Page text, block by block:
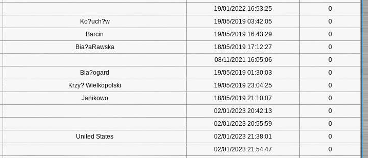
19/01/2022 16:53:25
0
Ko?uch?w 19/05/2019 03:42:05
0
Barcin 19/05/2019 16:43:29
0
Bia?aRawska 18/05/2019 17:12:27
0
08/11/2021 16:05:06
0
Bia?ogard 19/05/2019 01:30:03
0
Krzy? Wielkopolski 19/05/2019 23:04:25
0
Janikowo 18/05/2019 21:10:07
0
02/01/2023 20:42:13
0
02/01/2023 20:55:59
0
United States 02/01/2023 21:38:01
0
02/01/2023 21:54:47
0